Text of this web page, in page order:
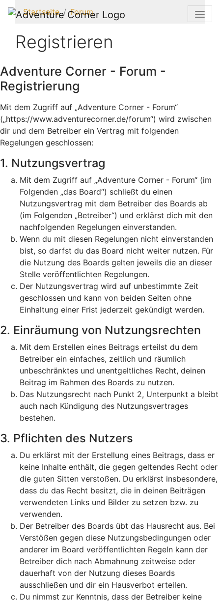
Startseite Forum
Registrieren
Adventure Corner - Forum -
Registrierung
Mit dem Zugriff auf „Adventure Corner - Forum“
(„https://www.adventurecorner.de/forum“) wird zwischen
dir und dem Betreiber ein Vertrag mit folgenden
Regelungen geschlossen:
1. Nutzungsvertrag
Mit dem Zugriff auf „Adventure Corner - Forum“ (im
Folgenden „das Board“) schließt du einen
Nutzungsvertrag mit dem Betreiber des Boards ab
(im Folgenden „Betreiber“) und erklärst dich mit den
nachfolgenden Regelungen einverstanden.
Wenn du mit diesen Regelungen nicht einverstanden
bist, so darfst du das Board nicht weiter nutzen. Für
die Nutzung des Boards gelten jeweils die an dieser
Stelle veröffentlichten Regelungen.
Der Nutzungsvertrag wird auf unbestimmte Zeit
geschlossen und kann von beiden Seiten ohne
Einhaltung einer Frist jederzeit gekündigt werden.
2. Einräumung von Nutzungsrechten
Mit dem Erstellen eines Beitrags erteilst du dem
Betreiber ein einfaches, zeitlich und räumlich
unbeschränktes und unentgeltliches Recht, deinen
Beitrag im Rahmen des Boards zu nutzen.
Das Nutzungsrecht nach Punkt 2, Unterpunkt a bleibt
auch nach Kündigung des Nutzungsvertrages
bestehen.
3. Pflichten des Nutzers
Du erklärst mit der Erstellung eines Beitrags, dass er
keine Inhalte enthält, die gegen geltendes Recht oder
die guten Sitten verstoßen. Du erklärst insbesondere,
dass du das Recht besitzt, die in deinen Beiträgen
verwendeten Links und Bilder zu setzen bzw. zu
verwenden.
Der Betreiber des Boards übt das Hausrecht aus. Bei
Verstößen gegen diese Nutzungsbedingungen oder
anderer im Board veröffentlichten Regeln kann der
Betreiber dich nach Abmahnung zeitweise oder
dauerhaft von der Nutzung dieses Boards
ausschließen und dir ein Hausverbot erteilen.
Du nimmst zur Kenntnis, dass der Betreiber keine